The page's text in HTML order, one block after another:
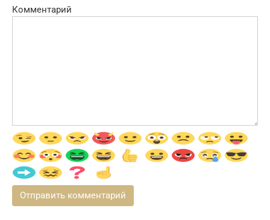
Комментарий